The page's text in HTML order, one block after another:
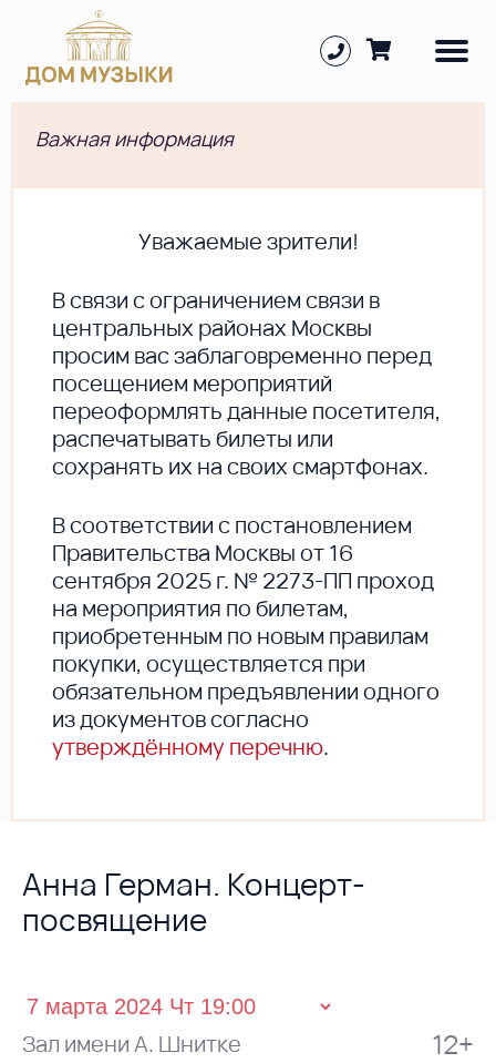
Важная информация
Уважаемые зрители!
В cвязи с ограничением связи в
центральных районах Москвы
просим вас заблаговременно перед
посещением мероприятий
переоформлять данные посетителя,
распечатывать билеты или
сохранять их на своих смартфонах.
В соответствии с постановлением
Правительства Москвы от 16
сентября 2025 г. № 2273-ПП проход
на мероприятия по билетам,
приобретенным по новым правилам
покупки, осуществляется при
обязательном предъявлении одного
из документов согласно
утверждённому перечню.
Анна Герман. Концерт-
посвящение
Зал имени А. Шнитке 12+